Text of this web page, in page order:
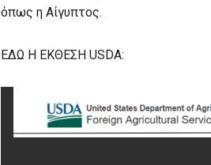
όπως η Αίγυπτος.
EΔΩ Η ΕΚΘΕΣΗ USDA: